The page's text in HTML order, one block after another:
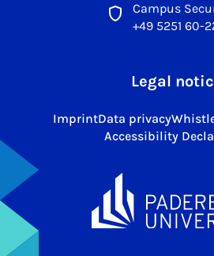
Campus
+49 5251 60-
Legal
ImprintData privacy
Accessibility